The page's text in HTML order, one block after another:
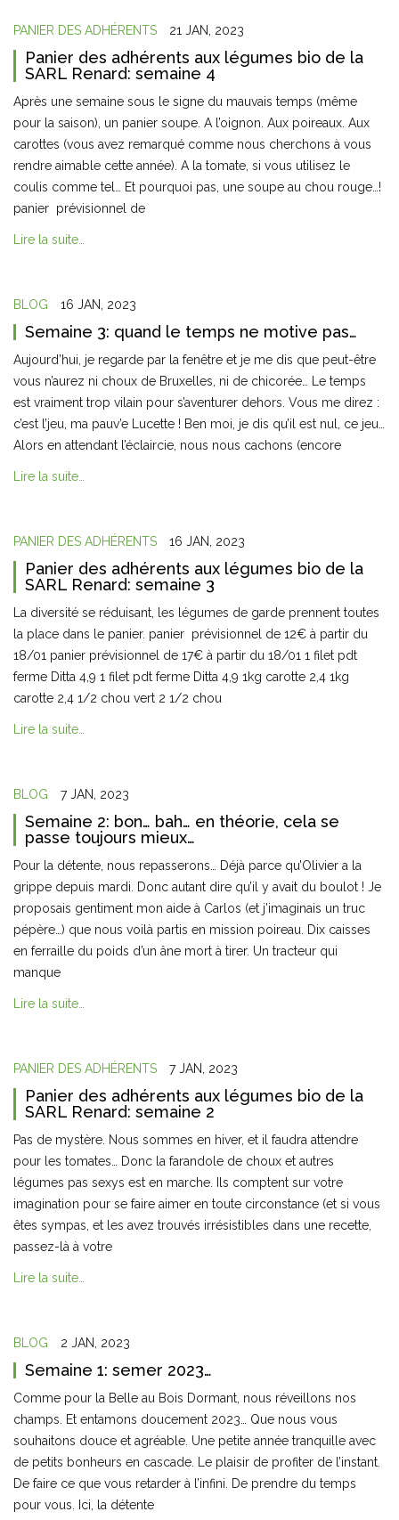
PANIER DES ADHÉRENTS 21 JAN, 2023
Panier des adhérents aux légumes bio de la
SARL Renard: semaine 4
Après une semaine sous le signe du mauvais temps (même
pour la saison), un panier soupe. A l’oignon. Aux poireaux. Aux
carottes (vous avez remarqué comme nous cherchons à vous
rendre aimable cette année). A la tomate, si vous utilisez le
coulis comme tel… Et pourquoi pas, une soupe au chou rouge…!
panier prévisionnel de
Lire la suite…
BLOG 16 JAN, 2023
Semaine 3: quand le temps ne motive pas…
Aujourd’hui, je regarde par la fenêtre et je me dis que peut-être
vous n’aurez ni choux de Bruxelles, ni de chicorée… Le temps
est vraiment trop vilain pour s’aventurer dehors. Vous me direz :
c’est l’jeu, ma pauv’e Lucette ! Ben moi, je dis qu’il est nul, ce jeu…
Alors en attendant l’éclaircie, nous nous cachons (encore
Lire la suite…
PANIER DES ADHÉRENTS 16 JAN, 2023
Panier des adhérents aux légumes bio de la
SARL Renard: semaine 3
La diversité se réduisant, les légumes de garde prennent toutes
la place dans le panier. panier prévisionnel de 12€ à partir du
18/01 panier prévisionnel de 17€ à partir du 18/01 1 filet pdt
ferme Ditta 4,9 1 filet pdt ferme Ditta 4,9 1kg carotte 2,4 1kg
carotte 2,4 1/2 chou vert 2 1/2 chou
Lire la suite…
BLOG 7 JAN, 2023
Semaine 2: bon… bah… en théorie, cela se
passe toujours mieux…
Pour la détente, nous repasserons… Déjà parce qu’Olivier a la
grippe depuis mardi. Donc autant dire qu’il y avait du boulot ! Je
proposais gentiment mon aide à Carlos (et j’imaginais un truc
pépère…) que nous voilà partis en mission poireau. Dix caisses
en ferraille du poids d’un âne mort à tirer. Un tracteur qui
manque
Lire la suite…
PANIER DES ADHÉRENTS 7 JAN, 2023
Panier des adhérents aux légumes bio de la
SARL Renard: semaine 2
Pas de mystère. Nous sommes en hiver, et il faudra attendre
pour les tomates… Donc la farandole de choux et autres
légumes pas sexys est en marche. Ils comptent sur votre
imagination pour se faire aimer en toute circonstance (et si vous
êtes sympas, et les avez trouvés irrésistibles dans une recette,
passez-là à votre
Lire la suite…
BLOG 2 JAN, 2023
Semaine 1: semer 2023…
Comme pour la Belle au Bois Dormant, nous réveillons nos
champs. Et entamons doucement 2023… Que nous vous
souhaitons douce et agréable. Une petite année tranquille avec
de petits bonheurs en cascade. Le plaisir de profiter de l’instant.
De faire ce que vous retarder à l’infini. De prendre du temps
pour vous. Ici, la détente